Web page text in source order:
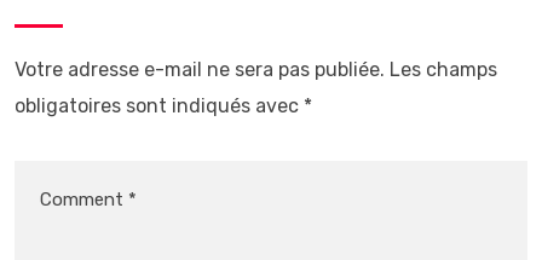
Votre adresse e-mail ne sera pas publiée. Les champs
obligatoires sont indiqués avec *